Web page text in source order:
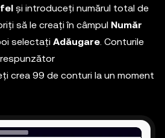
și introduceți numărul total de
să le creați în câmpul Număr
selectați Adăugare. Conturile
crea 99 de conturi la un moment